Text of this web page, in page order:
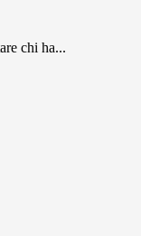
chi ha...